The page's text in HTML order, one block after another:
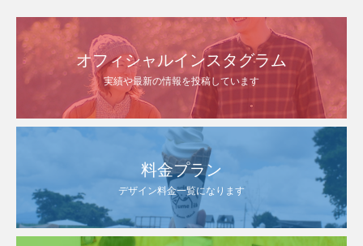
オフィシャルインスタグラム
実績や最新の情報を投稿しています
料金プラン
デザイン料金一覧になります